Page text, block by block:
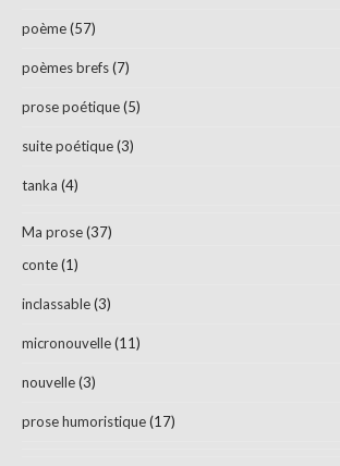
poème(57)
poèmes brefs(7)
prose poétique(5)
suite poétique(3)
tanka (4)
Ma prose(37)
conte(1)
inclassable(3)
micronouvelle(11)
nouvelle(3)
prose humoristique(17)